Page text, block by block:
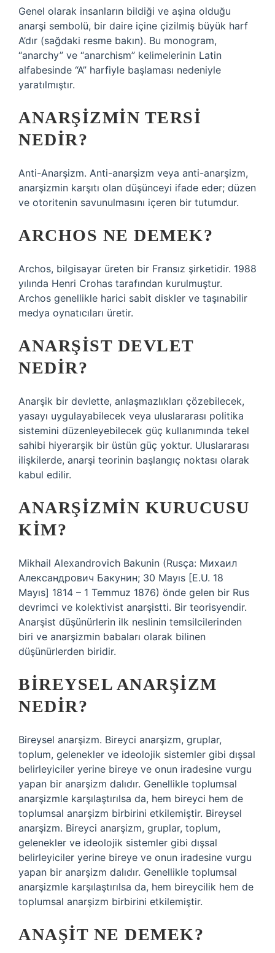
Genel olarak insanların bildiği ve aşina olduğu
anarşi sembolü, bir daire içine çizilmiş büyük harf
A’dır (sağdaki resme bakın). Bu monogram,
“anarchy” ve “anarchism” kelimelerinin Latin
alfabesinde “A” harfiyle başlaması nedeniyle
yaratılmıştır.
ANARŞIZMIN TERSI
NEDIR?
Anti-Anarşizm. Anti-anarşizm veya anti-anarşizm,
anarşizmin karşıtı olan düşünceyi ifade eder; düzen
ve otoritenin savunulmasını içeren bir tutumdur.
ARCHOS NE DEMEK?
Archos, bilgisayar üreten bir Fransız şirketidir. 1988
yılında Henri Crohas tarafından kurulmuştur.
Archos genellikle harici sabit diskler ve taşınabilir
medya oynatıcıları üretir.
ANARŞIST DEVLET
NEDIR?
Anarşik bir devlette, anlaşmazlıkları çözebilecek,
yasayı uygulayabilecek veya uluslararası politika
sistemini düzenleyebilecek güç kullanımında tekel
sahibi hiyerarşik bir üstün güç yoktur. Uluslararası
ilişkilerde, anarşi teorinin başlangıç ​​noktası olarak
kabul edilir.
ANARŞIZMIN KURUCUSU
KIM?
Mikhail Alexandrovich Bakunin (Rusça: Михаил
Александрович Бакунин; 30 Mayıs [E.U. 18
Mayıs] 1814 – 1 Temmuz 1876) önde gelen bir Rus
devrimci ve kolektivist anarşistti. Bir teorisyendir.
Anarşist düşünürlerin ilk neslinin temsilcilerinden
biri ve anarşizmin babaları olarak bilinen
düşünürlerden biridir.
BIREYSEL ANARŞIZM
NEDIR?
Bireysel anarşizm. Bireyci anarşizm, gruplar,
toplum, gelenekler ve ideolojik sistemler gibi dışsal
belirleyiciler yerine bireye ve onun iradesine vurgu
yapan bir anarşizm dalıdır. Genellikle toplumsal
anarşizmle karşılaştırılsa da, hem bireyci hem de
toplumsal anarşizm birbirini etkilemiştir. Bireysel
anarşizm. Bireyci anarşizm, gruplar, toplum,
gelenekler ve ideolojik sistemler gibi dışsal
belirleyiciler yerine bireye ve onun iradesine vurgu
yapan bir anarşizm dalıdır. Genellikle toplumsal
anarşizmle karşılaştırılsa da, hem bireycilik hem de
toplumsal anarşizm birbirini etkilemiştir.
ANAŞIT NE DEMEK?